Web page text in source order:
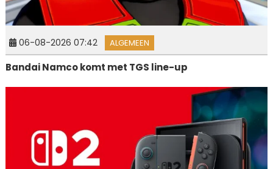
06-08-2026 07:42 ALGEMEEN
Bandai Namco komt met TGS line-up